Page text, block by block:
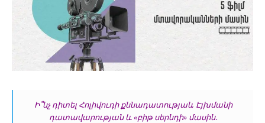
Ի՞նչ դիտել Հոլիվուդի քննադատության, Էյխմանի
դատավարության և«բիթ սերնդի» մասին․